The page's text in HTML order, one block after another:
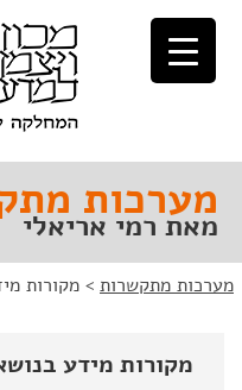
לתוכן
לניווט
מערכות
מאת רמי אריאלי
מערכות מתקשרות > מקורות
מקורות מידע